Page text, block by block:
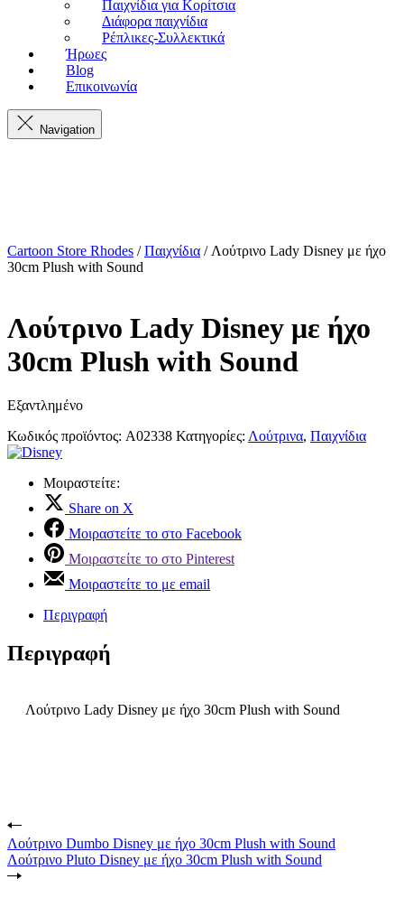
Παιχνίδια για Κορίτσια
Διάφορα παιχνίδια
Ρέπλικες-Συλλεκτικά
Ήρωες
Blog
Επικοινωνία
Navigation
Cartoon Store Rhodes /Παιχνίδια / Λούτρινο Lady Disney με ήχο
30cm Plush with Sound
Λούτρινο Lady Disney με ήχο
30cm Plush with Sound
Εξαντλημένο
Κωδικός προϊόντος: A02338 Κατηγορίες: Λούτρινα, Παιχνίδια
Μοιραστείτε:
Share on X
Μοιραστείτε το στο Facebook
Μοιραστείτε το στο Pinterest
Μοιραστείτε το με email
Περιγραφή
Περιγραφή
Λούτρινο Lady Disney με ήχο 30cm Plush with Sound
Λούτρινο Dumbo Disney με ήχο 30cm Plush with Sound
Λούτρινο Pluto Disney με ήχο 30cm Plush with Sound